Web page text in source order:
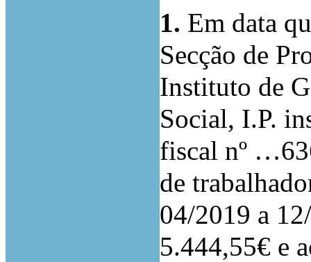
1. Em data
Secção de
Instituto de
Social, I.P.
fiscal nº
de
04/2019 a
5.444,55€ e